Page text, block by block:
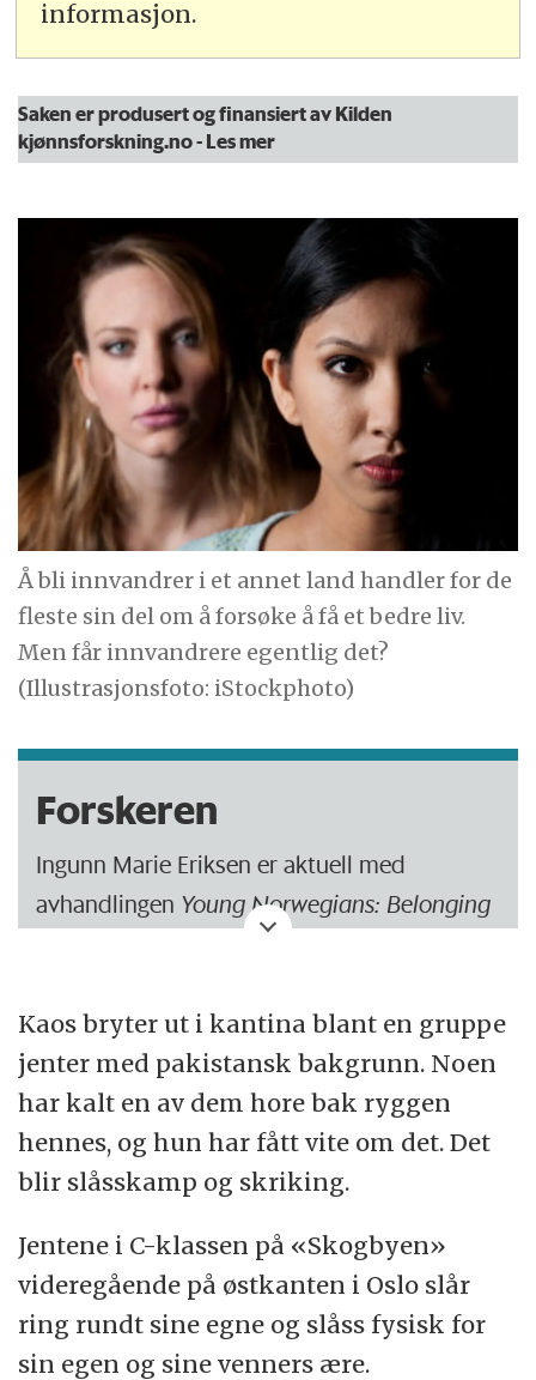
informasjon.
Saken er produsert og finansiert av Kilden
kjønnsforskning.no- Les mer
Å bli innvandrer i et annet land handler for de
fleste sin del om å forsøke å få et bedre liv.
Men får innvandrere egentlig det?
(Illustrasjonsfoto: iStockphoto)
Forskeren
Ingunn Marie Eriksen er aktuell med
avhandlingen Young Norwegians: Belonging
Avhandlingen er en del av prosjektet ‘Nye
kjønn, andre krav? Likestillingens barn i
skole og familie’, ved Senter for tverrfaglig
kjønnsforskning ved UiO.
Eriksen jobber til daglig ved Proba
samfunnsanalyse.
Kaos bryter ut i kantina blant en gruppe
jenter med pakistansk bakgrunn. Noen
har kalt en av dem hore bak ryggen
hennes, og hun har fått vite om det. Det
blir slåsskamp og skriking.
Jentene i C-klassen på «Skogbyen»
videregående på østkanten i Oslo slår
ring rundt sine egne og slåss fysisk for
sin egen og sine venners ære.